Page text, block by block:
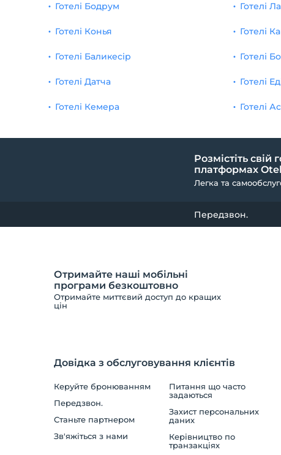
Готелі Бодрум
Готелі Конья
Готелі Баликесір
Готелі Датча
Готелі Кемера
Готелі
Готелі
Готелі
Готелі
Готелі
Розмістіть свій
платформах
Легка та
Передзвон.
Отримайте наші мобільні
програми безкоштовно
Отримайте миттєвий доступ до кращих
цін
Довідка з обслуговування клієнтів
Керуйте бронюванням
Передзвон.
Станьте партнером
Зв'яжіться з нами
Питання що часто
задаються
Захист персональних
даних
Керівництво по
транзакціях